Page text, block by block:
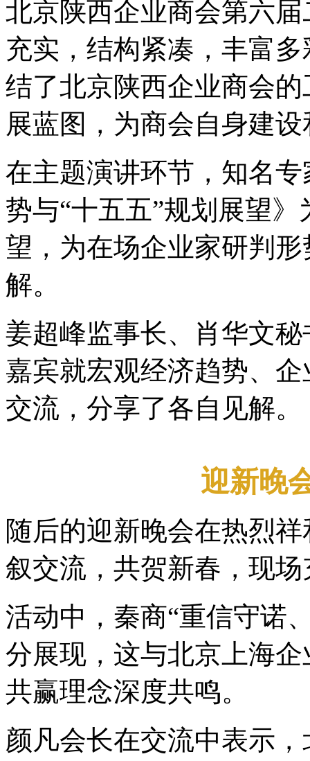
北京陕西企业商会第六
充实，结构紧凑，丰富
结了北京陕西企业商会
展蓝图，为商会自身建
在主题演讲环节，知名
势与“十五五”规划展望
望，为在场企业家研判
解。
姜超峰监事长、肖华文
嘉宾就宏观经济趋势、
交流，分享了各自见解。
迎新晚
随后的迎新晚会在热烈
叙交流，共贺新春，现
活动中，秦商“重信守诺
分展现，这与北京上海
共赢理念深度共鸣。
颜凡会长在交流中表示